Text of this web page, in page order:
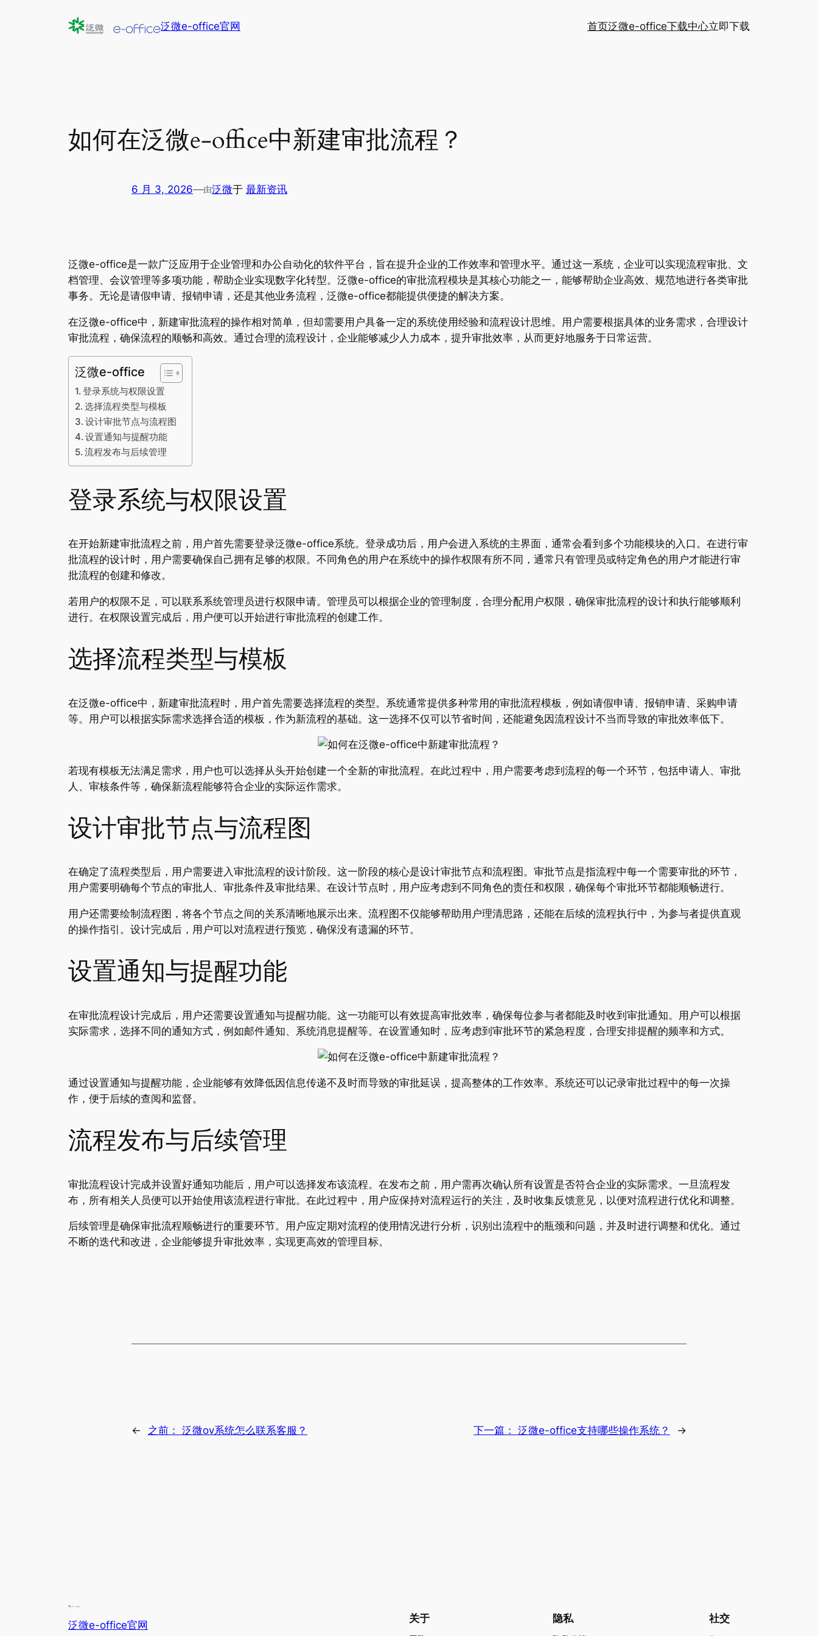
泛微e-office官网 首页泛微e-office下载中心立即下载
如何在泛微e-office中新建审批流程？
6 月 3, 2026—由泛微于 最新资讯
泛微e-office是一款广泛应用于企业管理和办公自动化的软件平台，旨在提升企业的工作效率和管理水平。通过这一系统，企业可以实现流程审批、文
档管理、会议管理等多项功能，帮助企业实现数字化转型。泛微e-office的审批流程模块是其核心功能之一，能够帮助企业高效、规范地进行各类审批
事务。无论是请假申请、报销申请，还是其他业务流程，泛微e-office都能提供便捷的解决方案。
在泛微e-office中，新建审批流程的操作相对简单，但却需要用户具备一定的系统使用经验和流程设计思维。用户需要根据具体的业务需求，合理设计
审批流程，确保流程的顺畅和高效。通过合理的流程设计，企业能够减少人力成本，提升审批效率，从而更好地服务于日常运营。
泛微e-office
登录系统与权限设置
选择流程类型与模板
设计审批节点与流程图
设置通知与提醒功能
流程发布与后续管理
登录系统与权限设置
在开始新建审批流程之前，用户首先需要登录泛微e-office系统。登录成功后，用户会进入系统的主界面，通常会看到多个功能模块的入口。在进行审
批流程的设计时，用户需要确保自己拥有足够的权限。不同角色的用户在系统中的操作权限有所不同，通常只有管理员或特定角色的用户才能进行审
批流程的创建和修改。
若用户的权限不足，可以联系系统管理员进行权限申请。管理员可以根据企业的管理制度，合理分配用户权限，确保审批流程的设计和执行能够顺利
进行。在权限设置完成后，用户便可以开始进行审批流程的创建工作。
选择流程类型与模板
在泛微e-office中，新建审批流程时，用户首先需要选择流程的类型。系统通常提供多种常用的审批流程模板，例如请假申请、报销申请、采购申请
等。用户可以根据实际需求选择合适的模板，作为新流程的基础。这一选择不仅可以节省时间，还能避免因流程设计不当而导致的审批效率低下。
若现有模板无法满足需求，用户也可以选择从头开始创建一个全新的审批流程。在此过程中，用户需要考虑到流程的每一个环节，包括申请人、审批
人、审核条件等，确保新流程能够符合企业的实际运作需求。
设计审批节点与流程图
在确定了流程类型后，用户需要进入审批流程的设计阶段。这一阶段的核心是设计审批节点和流程图。审批节点是指流程中每一个需要审批的环节，
用户需要明确每个节点的审批人、审批条件及审批结果。在设计节点时，用户应考虑到不同角色的责任和权限，确保每个审批环节都能顺畅进行。
用户还需要绘制流程图，将各个节点之间的关系清晰地展示出来。流程图不仅能够帮助用户理清思路，还能在后续的流程执行中，为参与者提供直观
的操作指引。设计完成后，用户可以对流程进行预览，确保没有遗漏的环节。
设置通知与提醒功能
在审批流程设计完成后，用户还需要设置通知与提醒功能。这一功能可以有效提高审批效率，确保每位参与者都能及时收到审批通知。用户可以根据
实际需求，选择不同的通知方式，例如邮件通知、系统消息提醒等。在设置通知时，应考虑到审批环节的紧急程度，合理安排提醒的频率和方式。
通过设置通知与提醒功能，企业能够有效降低因信息传递不及时而导致的审批延误，提高整体的工作效率。系统还可以记录审批过程中的每一次操
作，便于后续的查阅和监督。
流程发布与后续管理
审批流程设计完成并设置好通知功能后，用户可以选择发布该流程。在发布之前，用户需再次确认所有设置是否符合企业的实际需求。一旦流程发
布，所有相关人员便可以开始使用该流程进行审批。在此过程中，用户应保持对流程运行的关注，及时收集反馈意见，以便对流程进行优化和调整。
后续管理是确保审批流程顺畅进行的重要环节。用户应定期对流程的使用情况进行分析，识别出流程中的瓶颈和问题，并及时进行调整和优化。通过
不断的迭代和改进，企业能够提升审批效率，实现更高效的管理目标。
← 之前： 泛微ov系统怎么联系客服？ 下一篇： 泛微e-office支持哪些操作系统？ →
泛微e-office官网
关于 隐私 社交